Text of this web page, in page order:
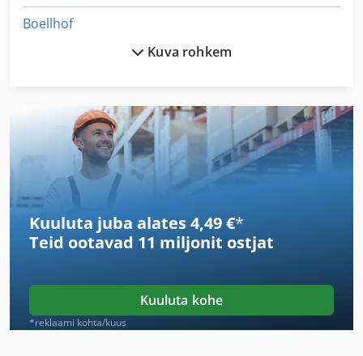
Boellhof
Busellato
Egurko Ortza
Gabbiani
Giben
Kamro
Knoevenagel
Kuva rohkem
Kuuluta juba alates 4,49 €*
Teid ootavad 11 miljonit ostjat
Kuuluta kohe
*reklaami kohta/kuus